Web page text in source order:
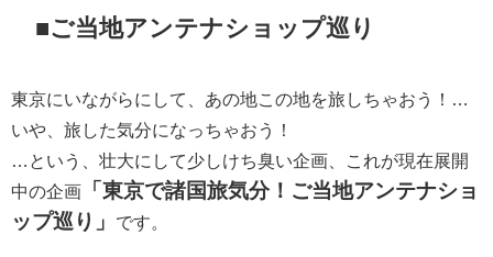
■ご当地アンテナショップ巡り
東京にいながらにして、あの地この地を旅しちゃおう！…
いや、旅した気分になっちゃおう！
…という、壮大にして少しけち臭い企画、これが現在展開
中の企画 「東京で諸国旅気分！ご当地アンテナショ
ップ巡り」
です。